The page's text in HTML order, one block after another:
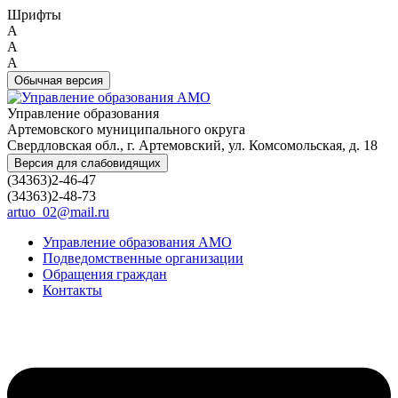
Шрифты
A
A
A
Обычная версия
Управление образования
Артемовского муниципального округа
Свердловская обл., г. Артемовский, ул. Комсомольская, д. 18
Версия для слабовидящих
(34363)2-46-47
(34363)2-48-73
artuo_02@mail.ru
Управление образования АМО
Подведомственные организации
Обращения граждан
Контакты